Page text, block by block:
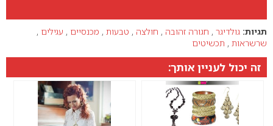
תגיות: גולדיגר , חגורה זהובה , חולצה , טבעות , מכנסיים , עגילים ,
שרשראות , תכשיטים
זה יכול לעניין אותך: